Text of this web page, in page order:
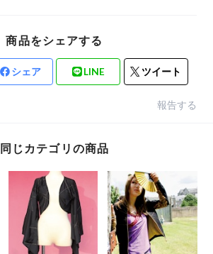
商品をシェアする
シェア LINE ツイート
報告する
同じカテゴリの商品